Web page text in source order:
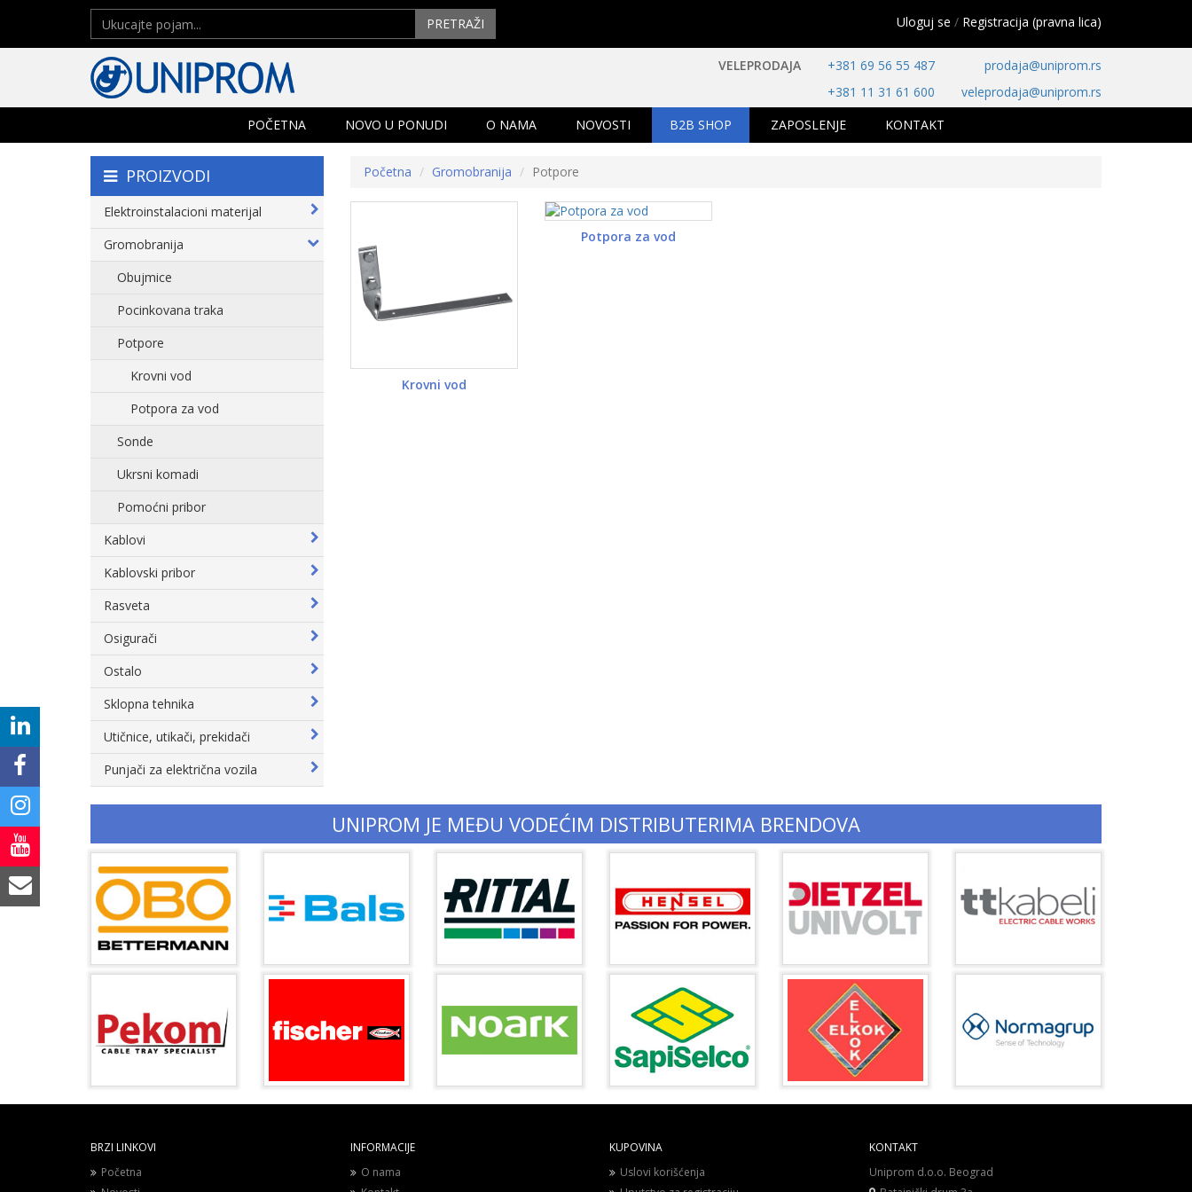
PRETRAŽI Uloguj se / Registracija (pravna lica)
VELEPRODAJA +381 69 56 55 487
prodaja@uniprom.rs
+381 11 31 61 600
veleprodaja@uniprom.rs
POČETNA
NOVO U PONUDI O NAMA NOVOSTI B2B SHOP ZAPOSLENJE KONTAKT
PROIZVODI
Elektroinstalacioni materijal
Gromobranija
Obujmice
Pocinkovana traka
Potpore
Krovni vod
Potpora za vod
Sonde
Ukrsni komadi
Pomoćni pribor
Kablovi
Kablovski pribor
Rasveta
Osigurači
Ostalo
Sklopna tehnika
Utičnice, utikači, prekidači
Punjači za električna vozila
Početna Gromobranija Potpore
Krovni vod
Potpora za vod
UNIPROM JE MEĐU VODEĆIM DISTRIBUTERIMA BRENDOVA
BRZI LINKOVI
Početna
INFORMACIJE
O nama
KUPOVINA
Uslovi korišćenja
KONTAKT
Uniprom d.o.o. Beograd